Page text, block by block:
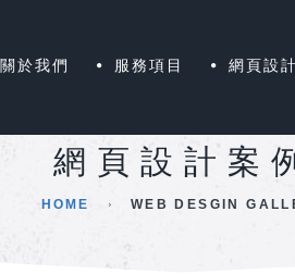
關於我們 服務項目 網頁設
網頁設計案
HOME WEB DESGIN